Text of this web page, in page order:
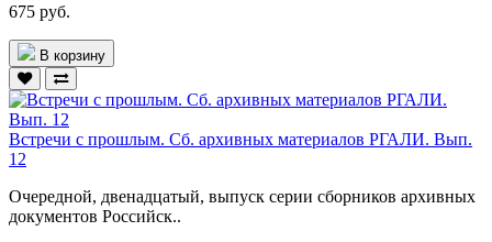
675 руб.
В корзину
Встречи с прошлым. Сб. архивных материалов РГАЛИ. Вып.
12
Очередной, двенадцатый, выпуск серии сборников архивных
документов Российск..